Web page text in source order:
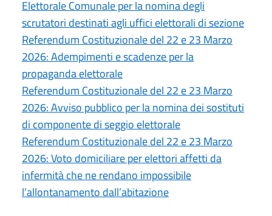
Elettorale Comunale per la nomina degli
scrutatori destinati agli uffici elettorali di sezione
Referendum Costituzionale del 22 e 23 Marzo
2026: Adempimenti e scadenze per la
propaganda elettorale
Referendum Costituzionale del 22 e 23 Marzo
2026: Avviso pubblico per la nomina dei sostituti
di componente di seggio elettorale
Referendum Costituzionale del 22 e 23 Marzo
2026: Voto domiciliare per elettori affetti da
infermità che ne rendano impossibile
l’allontanamento dall’abitazione